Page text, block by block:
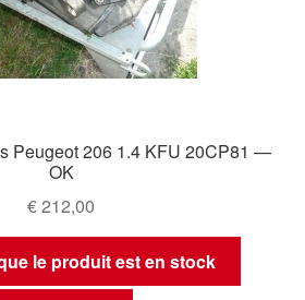
Peugeot 206 1.4 KFU 20CP81 —
OK
€212,00
le produit est en stock